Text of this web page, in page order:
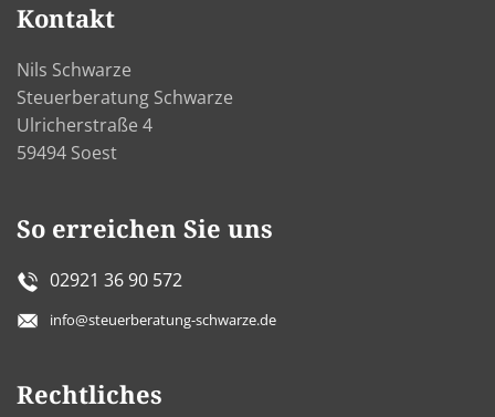
Kontakt
Nils Schwarze
Steuerberatung Schwarze
Ulricherstraße 4
59494 Soest
So erreichen Sie uns
02921 36 90 572
info@steuerberatung-schwarze.de
Rechtliches